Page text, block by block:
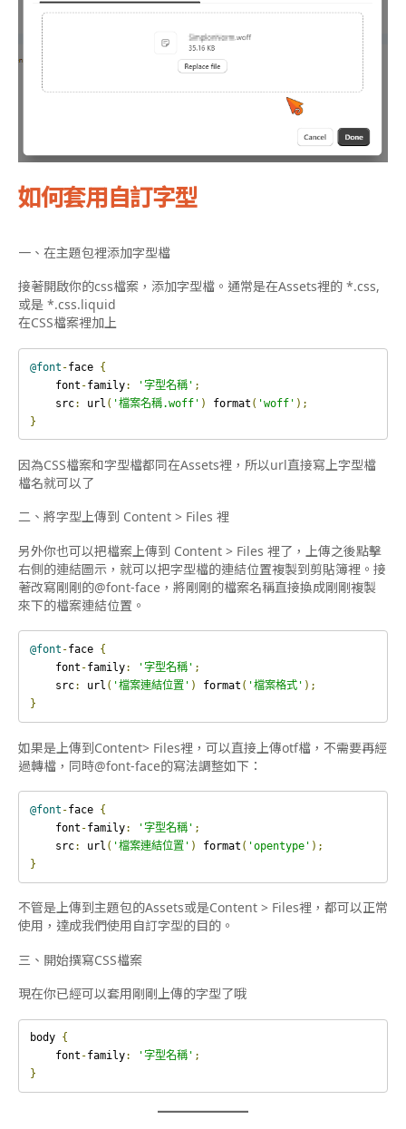
如何套用自訂字型
一、在主題包裡添加字型檔
接著開啟你的css檔案，添加字型檔。通常是在Assets裡的 *.css,
或是 *.css.liquid
在CSS檔案裡加上
@font -face {
    font
-family: '字型名稱' ;
    src
: url ( '檔案名稱.woff' ) format ( 'woff' );
}
因為CSS檔案和字型檔都同在Assets裡，所以url直接寫上字型檔
檔名就可以了
二、將字型上傳到 Content > Files 裡
另外你也可以把檔案上傳到 Content > Files 裡了，上傳之後點擊
右側的連結圖示，就可以把字型檔的連結位置複製到剪貼簿裡。接
著改寫剛剛的@font-face，將剛剛的檔案名稱直接換成剛剛複製
來下的檔案連結位置。
@font -face {
    font
-family: '字型名稱' ;
    src
: url ( '檔案連結位置' ) format ( '檔案格式' );
}
如果是上傳到Content> Files裡，可以直接上傳otf檔，不需要再經
過轉檔，同時@font-face的寫法調整如下：
@font -face {
    font
-family: '字型名稱' ;
    src
: url ( '檔案連結位置' ) format ( 'opentype' );
}
不管是上傳到主題包的Assets或是Content > Files裡，都可以正常
使用，達成我們使用自訂字型的目的。
三、開始撰寫CSS檔案
現在你已經可以套用剛剛上傳的字型了哦
body {
    font
-family: '字型名稱' ;
}